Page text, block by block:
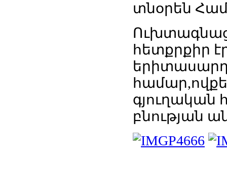
տնօրեն
հետքրքիր
գյուղական
բնության